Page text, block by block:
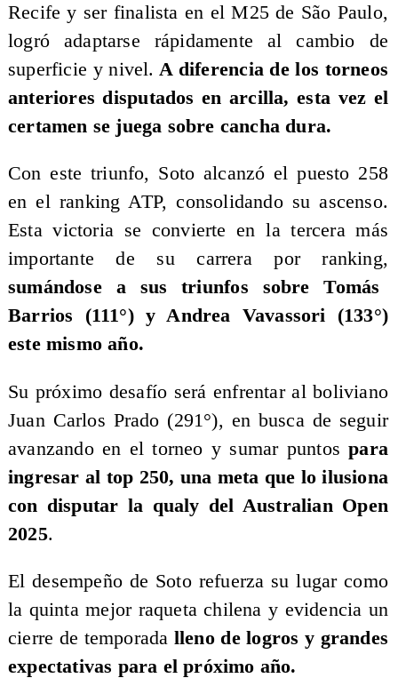
Recife y ser finalista en el M25 de São Paulo,
logró adaptarse rápidamente al cambio de
superficie y nivel. A diferencia de los torneos
anteriores disputados en arcilla, esta vez el
certamen se juega sobre cancha dura.
Con este triunfo, Soto alcanzó el puesto 258
en el ranking ATP, consolidando su ascenso.
Esta victoria se convierte en la tercera más
importante de su carrera por ranking,
sumándose a sus triunfos sobre Tomás
Barrios (111°) y Andrea Vavassori (133°)
este mismo año.
Su próximo desafío será enfrentar al boliviano
Juan Carlos Prado (291°), en busca de seguir
avanzando en el torneo y sumar puntospara
ingresar al top 250, una meta que lo ilusiona
con disputar la qualy del Australian Open
2025.
El desempeño de Soto refuerza su lugar como
la quinta mejor raqueta chilena y evidencia un
cierre de temporada lleno de logros y grandes
expectativas para el próximo año.